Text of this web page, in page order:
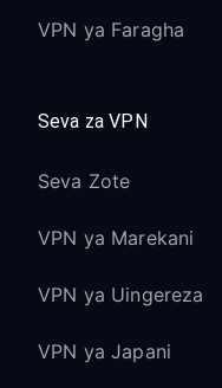
VPN ya Faragha
Seva za VPN
Seva Zote
VPN ya Marekani
VPN ya Uingereza
VPN ya Japani